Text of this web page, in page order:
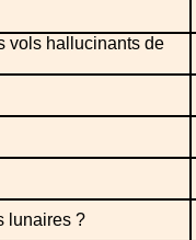
vols hallucinants de
lunaires ?